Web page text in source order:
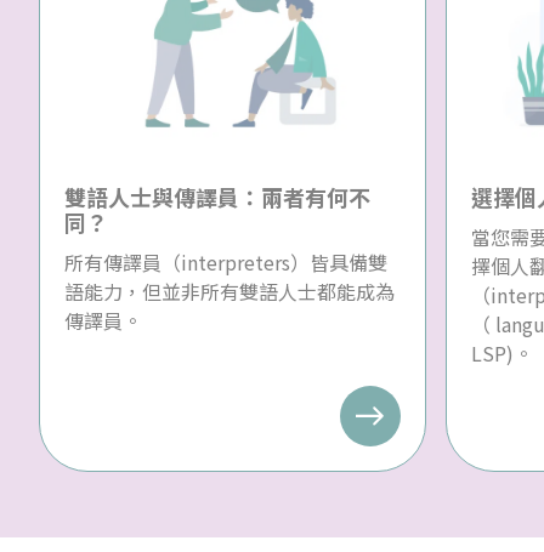
雙語人士與傳譯員：兩者有何不
同？
所有傳譯員（interpreters）皆具備雙
語能力，但並非所有雙語人士都能成為
傳譯員。
選擇個
當您需
擇個人
（
（
LSP)。